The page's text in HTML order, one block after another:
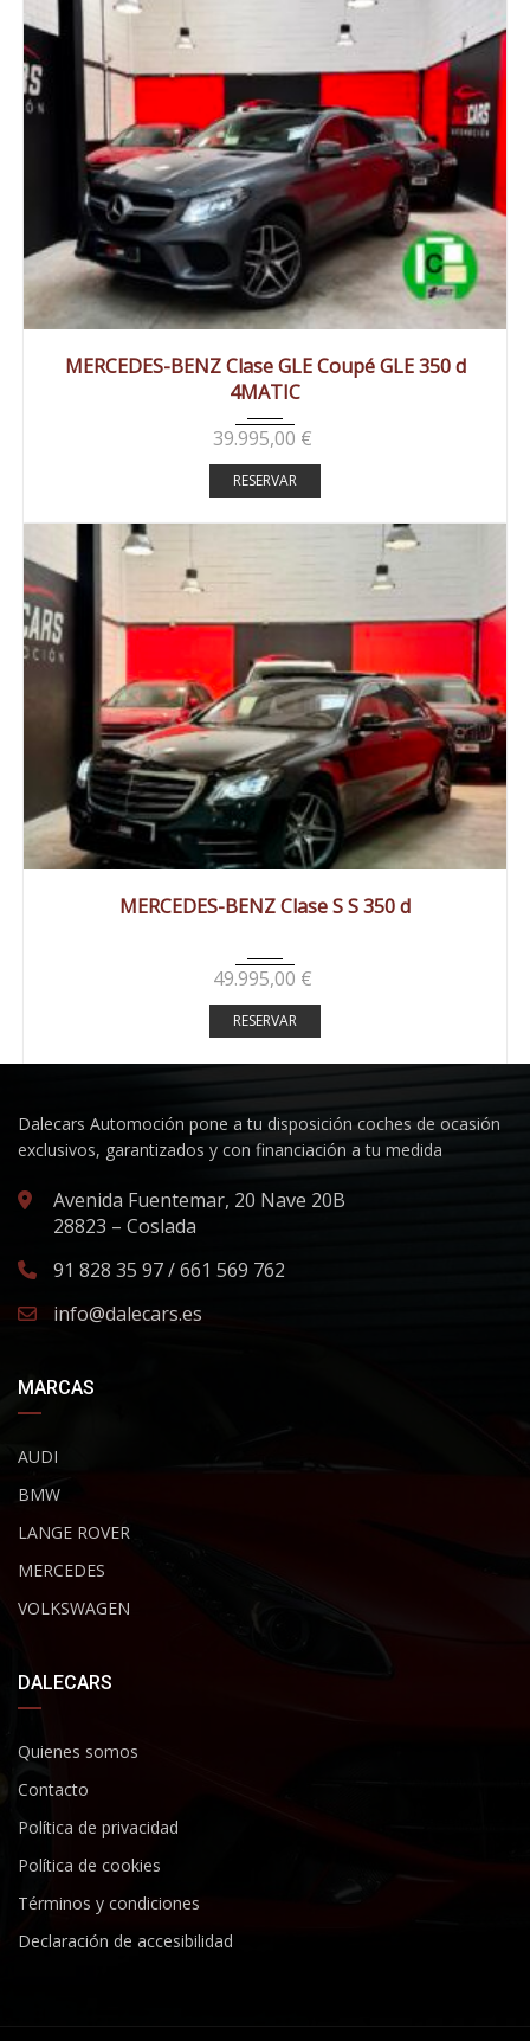
MERCEDES-BENZ Clase GLE Coupé GLE 350 d
4MATIC
39.995,00 €
RESERVAR
MERCEDES-BENZ Clase S S 350 d
49.995,00 €
RESERVAR
Dalecars Automoción pone a tu disposición coches de ocasión
exclusivos, garantizados y con financiación a tu medida
Avenida Fuentemar, 20 Nave 20B
28823 – Coslada
91 828 35 97 / 661 569 762
info@dalecars.es
MARCAS
AUDI
BMW
LANGE ROVER
MERCEDES
VOLKSWAGEN
DALECARS
Quienes somos
Contacto
Política de privacidad
Política de cookies
Términos y condiciones
Declaración de accesibilidad